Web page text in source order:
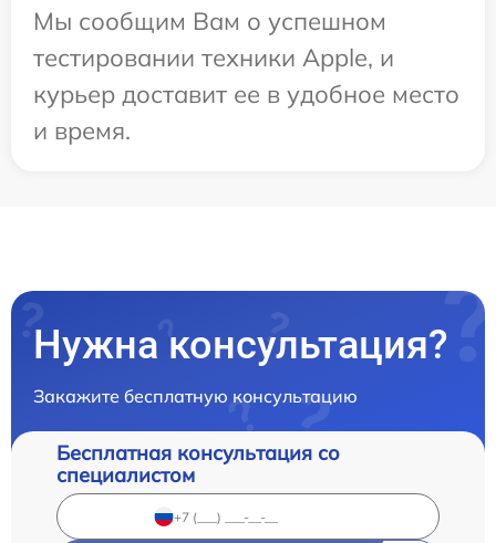
Мы сообщим Вам о успешном
тестировании техники Apple, и
курьер доставит ее в удобное место
и время.
Нужна консультация?
Закажите бесплатную консультацию
Бесплатная консультация со
специалистом